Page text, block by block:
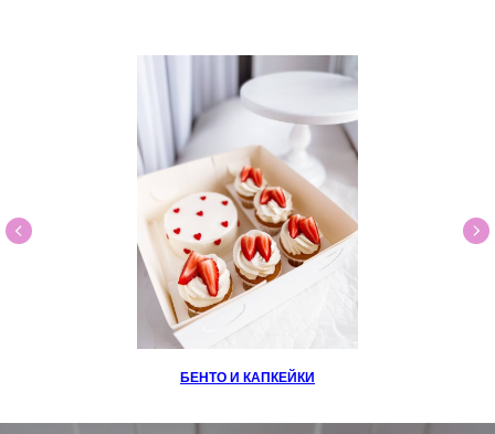
БЕНТО И КАПКЕЙКИ